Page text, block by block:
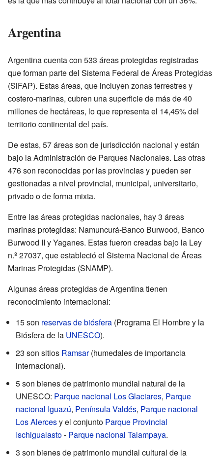
Argentina
Argentina cuenta con 533 áreas protegidas registradas
que forman parte del Sistema Federal de Áreas Protegidas
(SiFAP). Estas áreas, que incluyen zonas terrestres y
costero-marinas, cubren una superficie de más de 40
millones de hectáreas, lo que representa el 14,45% del
territorio continental del país.
De estas, 57 áreas son de jurisdicción nacional y están
bajo la Administración de Parques Nacionales. Las otras
476 son reconocidas por las provincias y pueden ser
gestionadas a nivel provincial, municipal, universitario,
privado o de forma mixta.
Entre las áreas protegidas nacionales, hay 3 áreas
marinas protegidas: Namuncurá-Banco Burwood, Banco
Burwood II y Yaganes. Estas fueron creadas bajo la Ley
n.º 27037, que estableció el Sistema Nacional de Áreas
Marinas Protegidas (SNAMP).
Algunas áreas protegidas de Argentina tienen
reconocimiento internacional:
15 son reservas de biósfera (Programa El Hombre y la
Biósfera de la UNESCO).
23 son sitios Ramsar(humedales de importancia
internacional).
5 son bienes de patrimonio mundial natural de la
UNESCO: Parque nacional Los Glaciares, Parque
nacional Iguazú, Península Valdés, Parque nacional
Los Alercesy el conjunto Parque Provincial
Ischigualasto- Parque nacional Talampaya.
3 son bienes de patrimonio mundial cultural de la